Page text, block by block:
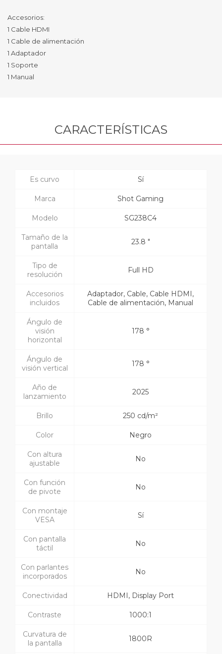
Accesorios:
1 Cable HDMI
1 Cable de alimentación
1 Adaptador
1 Soporte
1 Manual
CARACTERÍSTICAS
Es curvo Sí
Marca Shot Gaming
Modelo SG238C4
Tamaño de la
pantalla
23.8 "
Tipo de
resolución
Full HD
Accesorios
incluidos
Adaptador, Cable, Cable HDMI,
Cable de alimentación, Manual
Ángulo de
visión
horizontal
178 °
Ángulo de
visión vertical
178 °
Año de
lanzamiento
2025
Brillo 250 cd/m²
Color Negro
Con altura
ajustable
No
Con función
de pivote
No
Con montaje
VESA
Sí
Con pantalla
táctil
No
Con parlantes
incorporados
No
Conectividad HDMI, Display Port
Contraste 1000:1
Curvatura de
la pantalla
1800R